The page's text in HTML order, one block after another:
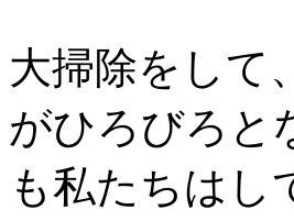
大掃除をして
がひろびろと
も私たちはし